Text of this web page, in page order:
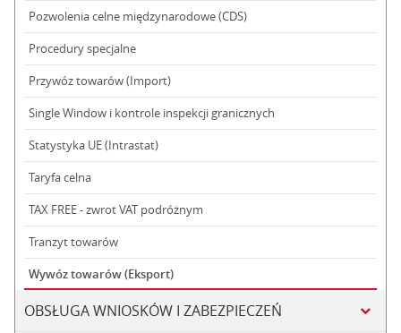
Pozwolenia celne międzynarodowe (CDS)
Procedury specjalne
Przywóz towarów (Import)
Single Window i kontrole inspekcji granicznych
Statystyka UE (Intrastat)
Taryfa celna
TAX FREE - zwrot VAT podróżnym
Tranzyt towarów
Wywóz towarów (Eksport)
OBSŁUGA WNIOSKÓW I ZABEZPIECZEŃ